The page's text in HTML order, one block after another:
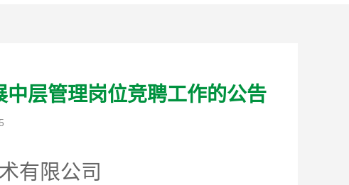
层管理岗位竞聘工作的公告
有限公司